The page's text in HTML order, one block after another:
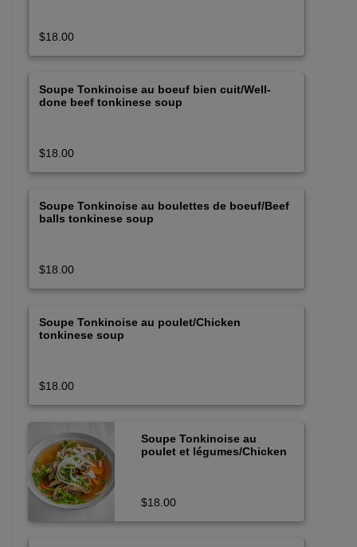
$18.00
Soupe Tonkinoise au boeuf bien cuit/Well-
done beef tonkinese soup
$18.00
Soupe Tonkinoise au boulettes de boeuf/Beef
balls tonkinese soup
$18.00
Soupe Tonkinoise au poulet/Chicken
tonkinese soup
$18.00
Soupe Tonkinoise au
poulet et légumes/Chicken
$18.00